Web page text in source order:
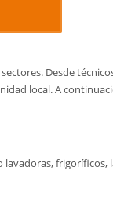
Desde
local. A
frigoríficos,